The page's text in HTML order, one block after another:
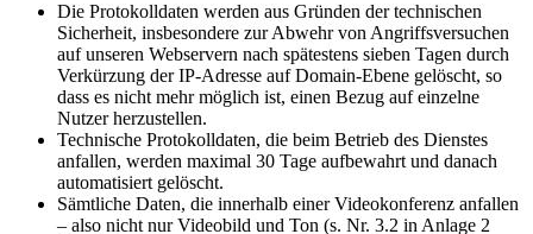
Die Protokolldaten werden aus Gründen der technischen
Sicherheit, insbesondere zur Abwehr von Angriffsversuchen
auf unseren Webservern nach spätestens sieben Tagen durch
Verkürzung der IP-Adresse auf Domain-Ebene gelöscht, so
dass es nicht mehr möglich ist, einen Bezug auf einzelne
Nutzer herzustellen.
Technische Protokolldaten, die beim Betrieb des Dienstes
anfallen, werden maximal 30 Tage aufbewahrt und danach
automatisiert gelöscht.
Sämtliche Daten, die innerhalb einer Videokonferenz anfallen
– also nicht nur Videobild und Ton (s. Nr. 3.2 in Anlage 2